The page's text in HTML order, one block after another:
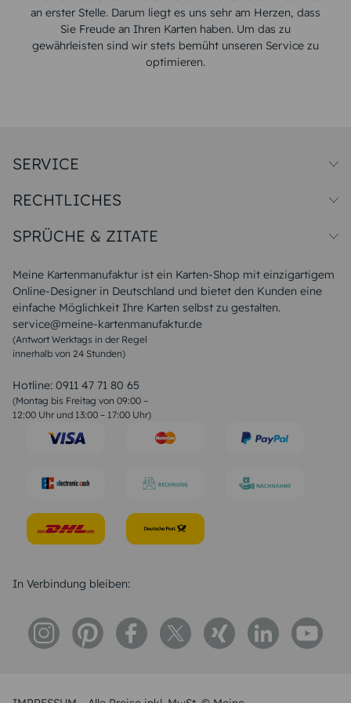
an erster Stelle. Darum liegt es uns sehr am Herzen, dass
Sie Freude an Ihren Karten haben. Um das zu
gewährleisten sind wir stets bemüht unseren Service zu
optimieren.
Meine Kartenmanufaktur ist ein Karten-Shop mit einzigartigem
Online-Designer in Deutschland und bietet den Kunden eine
einfache Möglichkeit Ihre Karten selbst zu gestalten.
service@meine-kartenmanufaktur.de
(Antwort Werktags in der Regel
innerhalb von 24 Stunden)
Hotline: 0911 47 71 80 65
(Montag bis Freitag von 09:00 –
12:00 Uhr und 13:00 – 17:00 Uhr)
SERVICE
Papiersorten
Unsere Produktion
Magazin
FAQ
RECHTLICHES
Widerrufsbelehrung
SPRÜCHE & ZITATE
Liebeskummer Sprüche
Sommer Sprüche
Muttertagssprüche
Sprüche zur Hochzeit
Sprüche zur Konfirmation & Kommunion
Weihnachtsgedichte
Liebessprüche
Geburtstagssprüche
Trauersprüche
Konfirmation Glückwünsche
In Verbindung bleiben: